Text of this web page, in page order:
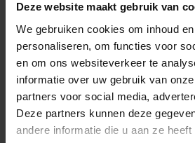
Deze website maakt gebruik van
We gebruiken cookies om inhoud
personaliseren, om functies voor
en om ons websiteverkeer te
informatie over uw gebruik van
partners voor social media,
Deze partners kunnen deze
andere informatie die u aan ze